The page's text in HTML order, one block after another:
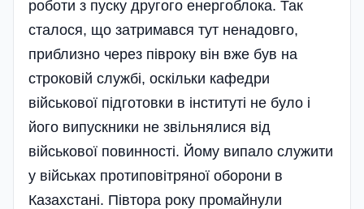
роботи з пуску другого енергоблока. Так
сталося, що затримався тут ненадовго,
приблизно через півроку він вже був на
строковій службі, оскільки кафедри
військової підготовки в інституті не було і
його випускники не звільнялися від
військової повинності. Йому випало служити
у військах протиповітряної оборони в
Казахстані. Півтора року промайнули